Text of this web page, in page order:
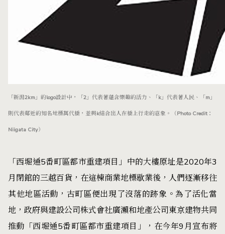
「新潟2km」的logo設計中，「2」代表著蘊含樂趣的活力、「k」代表著人民、「m」
則代表鄰近的知名地標萬代橋，並與k結合出人在橋上行走的意象。（Photo Credit：
Niigata City）
「西堀通5番町區都市重建項目」中的大樓原址是2020年3
月閉館的三越百貨，在這棟商業地標歇業後，人們逐漸移往
其他地區活動，古町區便出現了沒落的跡象。為了活化當
地，政府與建設公司株式會社廣瀨和地產公司東京建物共同
推動「西堀通5番町區都市重建項目」，在今年9月宣布將